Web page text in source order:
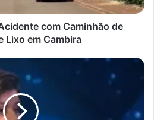
com Caminhão de
Lixo em Cambira